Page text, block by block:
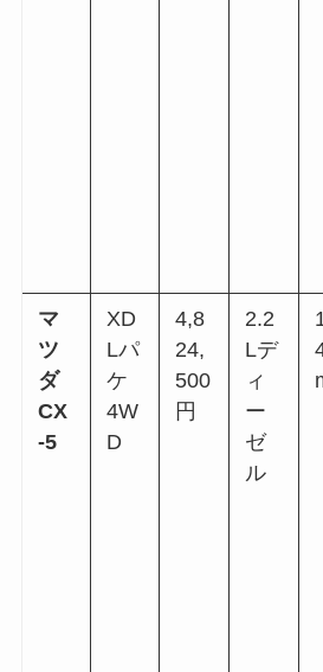
マ
ツ
ダ
CX
-5
XD
Lパ
ケ
4W
D
4,8
24,
500
円
2.2
Lデ
ィ
ー
ゼ
ル